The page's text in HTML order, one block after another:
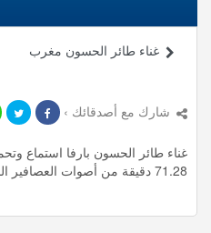
غناء طائر الحسون مغرب
شارك مع أصدقائك ›
71.28 دقيقة من أصوات العصافير المميزة مجانا.